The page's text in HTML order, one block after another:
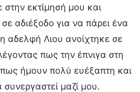
στην εκτίμησή μου και
αδιέξοδο για να πάρει ένα
αδελφή Λιου ανοίχτηκε σε
πως την έπνιγα στη
ήμουν πολύ ευέξαπτη και
μαζί μου.